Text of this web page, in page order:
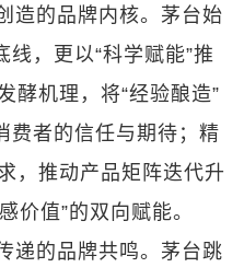
造的品牌内核。茅台始
线，更以“科学赋能”推
酵机理，将“经验酿造”
费者的信任与期待；精
，推动产品矩阵迭代升
价值”的双向赋能。
递的品牌共鸣。茅台跳